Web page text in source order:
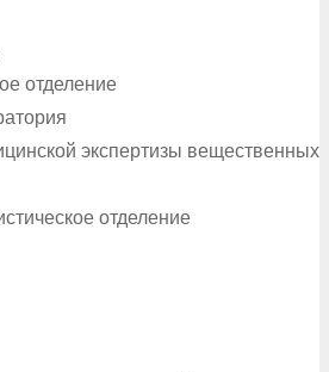
отделение
экспертизы вещественных
отделение